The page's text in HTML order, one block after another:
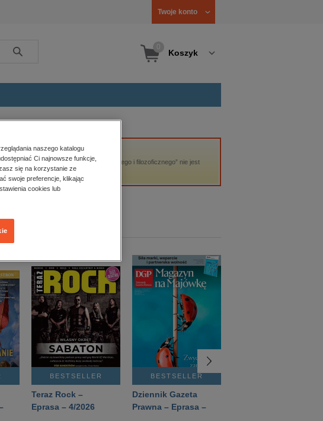
Twoje konto
Szukaj Koszyk
Analiza dyskursu naukowego i filozoficznego” nie jest
BESTSELLER
Teraz Rock –
Eprasa – 4/2026
BESTSELLER
Dziennik Gazeta
Prawna – Eprasa –
naszego katalogu
Ci najnowsze funkcje,
się na korzystanie ze
swoje preferencje, klikając
cookies lub